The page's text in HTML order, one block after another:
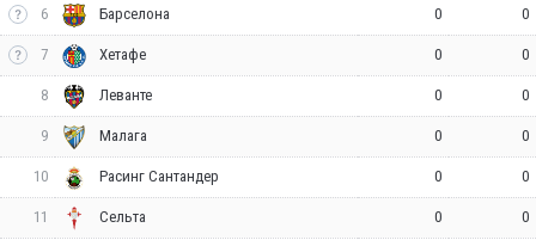
6 Барселона 0 0
7 Хетафе 0 0
8 Леванте 0 0
9 Малага 0 0
10 Расинг Сантандер 0 0
11 Сельта 0 0